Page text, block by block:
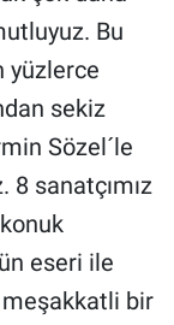
Bu
yüzlerce
sekiz
Sözel´le
8 sanatçımız
eseri ile
meşakkatli bir